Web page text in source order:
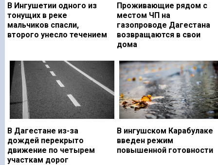
В Ингушетии одного из
тонущих в реке
мальчиков спасли,
второго унесло течением
Проживающие рядом с
местом ЧП на
газопроводе Дагестана
возвращаются в свои
дома
В Дагестане из-за
дождей перекрыто
движение по четырем
участкам дорог
В ингушском Карабулаке
введен режим
повышенной готовности